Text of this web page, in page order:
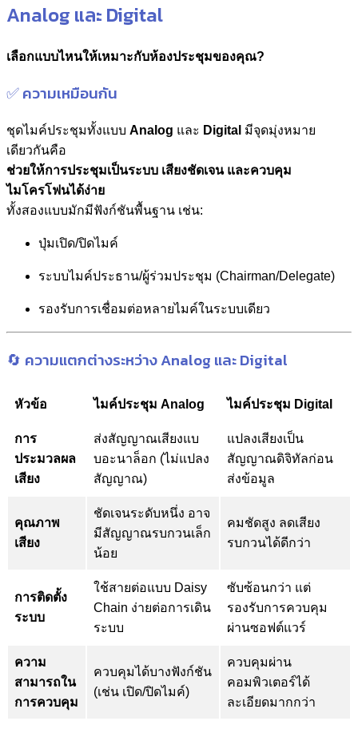
Analog และ Digital
เลือกแบบไหนให้เหมาะกับห้องประชุมของคุณ?
✅ ความเหมือนกัน
ชุดไมค์ประชุมทั้งแบบ Analog และ Digital มีจุดมุ่งหมาย
เดียวกันคือ
ช่วยให้การประชุมเป็นระบบ เสียงชัดเจน และควบคุม
ไมโครโฟนได้ง่าย
ทั้งสองแบบมักมีฟังก์ชันพื้นฐาน เช่น:
ปุ่มเปิด/ปิดไมค์
ระบบไมค์ประธาน/ผู้ร่วมประชุม (Chairman/Delegate)
รองรับการเชื่อมต่อหลายไมค์ในระบบเดียว
🔄 ความแตกต่างระหว่าง Analog และ Digital
หัวข้อ ไมค์ประชุม Analog ไมค์ประชุม Digital
การ
ประมวลผล
เสียง
ส่งสัญญาณเสียงแบ
บอะนาล็อก (ไม่แปลง
สัญญาณ)
แปลงเสียงเป็น
สัญญาณดิจิทัลก่อน
ส่งข้อมูล
คุณภาพ
เสียง
ชัดเจนระดับหนึ่ง อาจ
มีสัญญาณรบกวนเล็ก
น้อย
คมชัดสูง ลดเสียง
รบกวนได้ดีกว่า
การติดตั้ง
ระบบ
ใช้สายต่อแบบ Daisy
Chain ง่ายต่อการเดิน
ระบบ
ซับซ้อนกว่า แต่
รองรับการควบคุม
ผ่านซอฟต์แวร์
ความ
สามารถใน
การควบคุม
ควบคุมได้บางฟังก์ชัน
(เช่น เปิด/ปิดไมค์)
ควบคุมผ่าน
คอมพิวเตอร์ได้
ละเอียดมากกว่า